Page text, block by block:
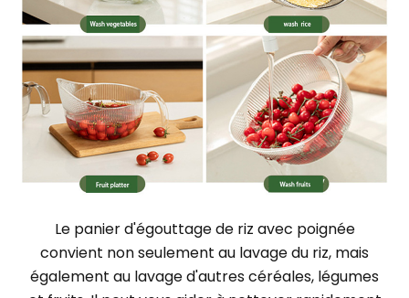
Le panier d'égouttage de riz avec poignée
convient non seulement au lavage du riz, mais
également au lavage d'autres céréales, légumes